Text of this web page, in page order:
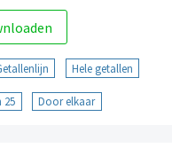
Hele getallen
25 Door elkaar